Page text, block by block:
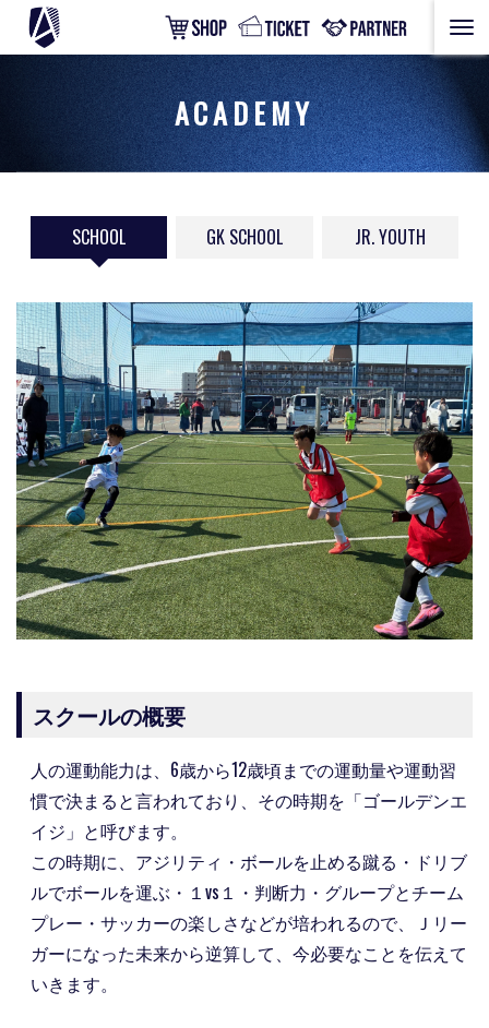
ACADEMY
SCHOOL GK SCHOOL JR. YOUTH
スクールの概要
人の運動能力は、6歳から12歳頃までの運動量や運動習
慣で決まると言われており、その時期を「ゴールデンエ
イジ」と呼びます。
この時期に、アジリティ・ボールを止める蹴る・ドリブ
ルでボールを運ぶ・１vs１・判断力・グループとチーム
プレー・サッカーの楽しさなどが培われるので、Ｊリー
ガーになった未来から逆算して、今必要なことを伝えて
いきます。